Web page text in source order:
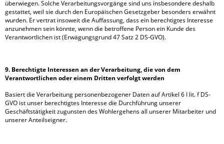
überwiegen. Solche Verarbeitungsvorgänge sind uns insbesondere deshalb
gestattet, weil sie durch den Europäischen Gesetzgeber besonders erwähnt
wurden. Er vertrat insoweit die Auffassung, dass ein berechtigtes Interesse
anzunehmen sein könnte, wenn die betroffene Person ein Kunde des
Verantwortlichen ist (Erwägungsgrund 47 Satz 2 DS-GVO).
9. Berechtigte Interessen an der Verarbeitung, die von dem
Verantwortlichen oder einem Dritten verfolgt werden
Basiert die Verarbeitung personenbezogener Daten auf Artikel 6 I lit. f DS-
GVO ist unser berechtigtes Interesse die Durchführung unserer
Geschäftstätigkeit zugunsten des Wohlergehens all unserer Mitarbeiter und
unserer Anteilseigner.